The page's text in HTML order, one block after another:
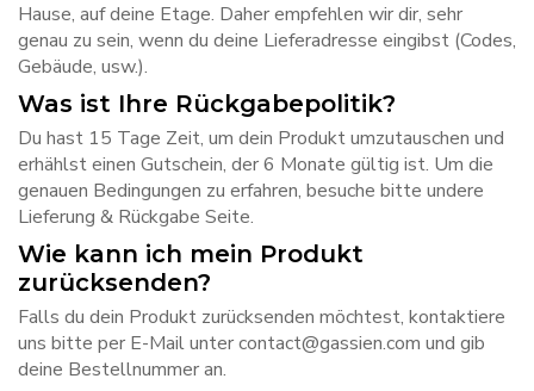
Hause, auf deine Etage. Daher empfehlen wir dir, sehr
genau zu sein, wenn du deine Lieferadresse eingibst (Codes,
Gebäude, usw.).
Was ist Ihre Rückgabepolitik?
Du hast 15 Tage Zeit, um dein Produkt umzutauschen und
erhählst einen Gutschein, der 6 Monate gültig ist. Um die
genauen Bedingungen zu erfahren, besuche bitte undere
Lieferung & Rückgabe Seite.
Wie kann ich mein Produkt
zurücksenden?
Falls du dein Produkt zurücksenden möchtest, kontaktiere
uns bitte per E-Mail unter contact@gassien.com und gib
deine Bestellnummer an.